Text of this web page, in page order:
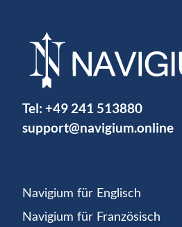
Tel: +49 241 513880
support@navigium.online
Navigium für Englisch
Navigium für Französisch